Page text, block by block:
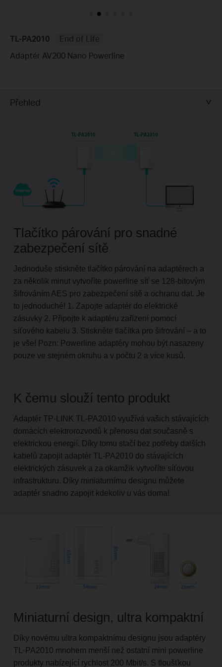
TL-PA2010
End of Life
Adaptér AV200 Nano Powerline
Přehled
Tlačítko párování pro snadné
zabezpečení sítě
Jednoduše stiskněte tlačítko párování na adaptérech a
za několik minut vytvoříte powerline síť se 128-bitovým
šifrováním AES pro zabezpečení sítě a ochranu dat. Je
to jednoduché! 1. Zapojte adaptér do elektrické
zásuvky 2. Připojte k adaptéru zařízení pomocí
síťového kabelu 3. Stiskněte tlačítka pro šifrování – a to
je vše! Pozn: Powerline adaptéry mohou být nasazeny
pouze ve stejném okruhu a v počtu 2 a více kusů.
K čemu slouží tento produkt
Adaptér TP-LINK TL-PA2010 využívá vašich stávajících
domácích elektrorozvodů k přenosu dat současně s
elektrickou energií. Díky tomu stačí bez potřeby dalších
kabelů zapojit adaptér TL-PA2010 do stávajících
elektrických zásuvek a za okamžik vytvoříte síťovou
infrastrukturu. Díky miniaturnímu designu můžete
adaptér snadno zapojit kdekoliv u vás doma!
Miniaturní design, ultra kompaktní
Díky novému ultra kompaktnímu designu jsou adaptéry
TL-PA2010 mnohem menší než ostatní mini powerline
produkty nabízející rychlost 200 Mbit/s. S tloušťkou